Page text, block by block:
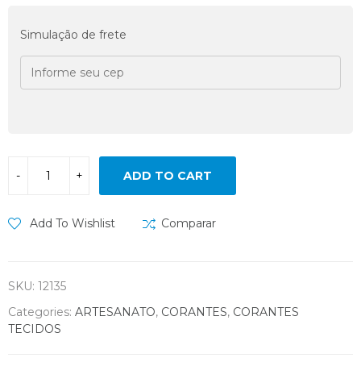
Simulação de frete
ADD TO CART
Add To Wishlist Comparar
SKU: 12135
Categories: ARTESANATO, CORANTES, CORANTES
TECIDOS